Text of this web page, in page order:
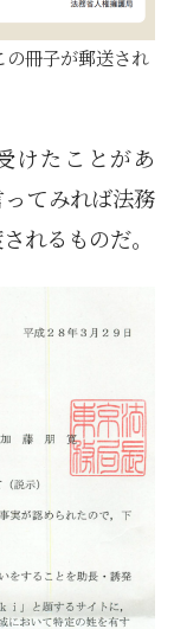
冊子が郵送され
けたことがあ
てみれば法務
れるものだ。